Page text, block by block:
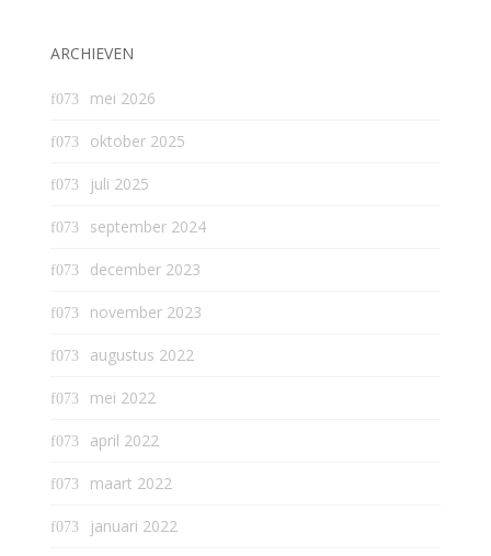
ARCHIEVEN
mei 2026
oktober 2025
juli 2025
september 2024
december 2023
november 2023
augustus 2022
mei 2022
april 2022
maart 2022
januari 2022